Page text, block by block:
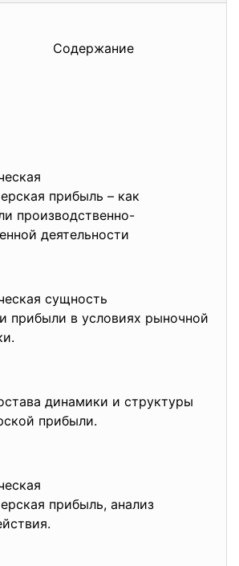
Содержание
прибыль – как
производственно-
деятельности
сущность
прибыли в условиях рыночной
динамики и структуры
прибыли.
прибыль, анализ